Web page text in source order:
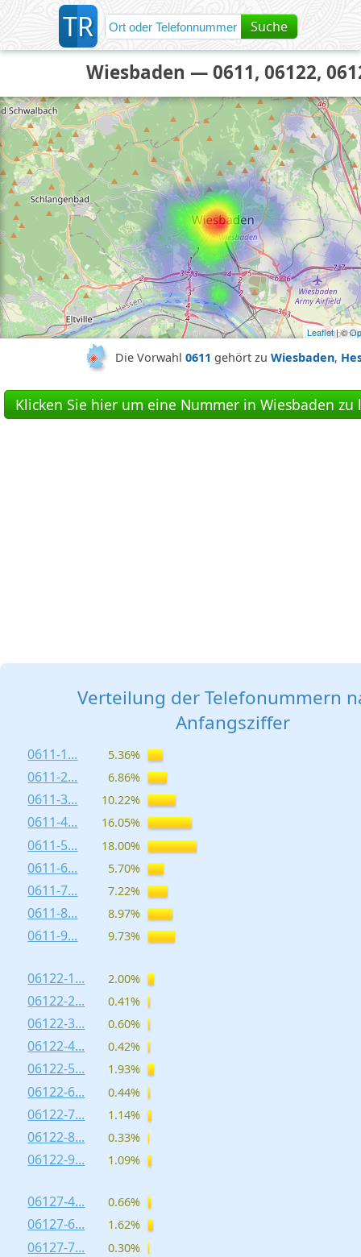
TR Suche
Wiesbaden — 0611, 06122,
Leaflet| ©
Die Vorwahl 0611 gehört zu Wiesbaden,
Klicken Sie hier um eine Nummer in Wiesbaden
Verteilung der Telefonummern
Anfangsziffer
0611-1... 5.36%
0611-2... 6.86%
0611-3... 10.22%
0611-4... 16.05%
0611-5... 18.00%
0611-6... 5.70%
0611-7... 7.22%
0611-8... 8.97%
0611-9... 9.73%
06122-1... 2.00%
06122-2... 0.41%
06122-3... 0.60%
06122-4... 0.42%
06122-5... 1.93%
06122-6... 0.44%
06122-7... 1.14%
06122-8... 0.33%
06122-9... 1.09%
06127-4... 0.66%
06127-6... 1.62%
06127-7... 0.30%